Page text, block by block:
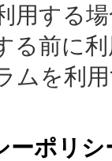
用する
る前に
ムを利
ーポリシ